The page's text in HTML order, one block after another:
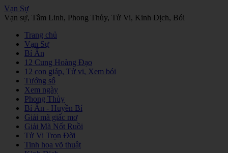
Vạn Sự
Vạn sự, Tâm Linh, Phong Thủy, Tử Vi, Kinh Dịch, Bói
Trang chủ
Vạn Sự
Bí Ẩn
12 Cung Hoàng Đạo
12 con giáp, Tử vi, Xem bói
Tướng số
Xem ngày
Phong Thủy
Bí Ẩn - Huyền Bí
Giải mã giấc mơ
Giải Mã Nốt Ruồi
Tử Vi Trọn Đời
Tinh hoa võ thuật